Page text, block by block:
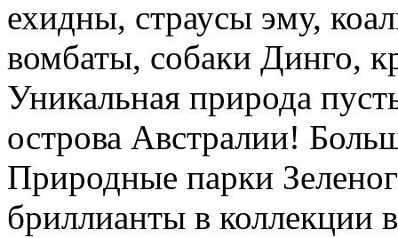
ехидны, страусы эму,
вомбаты, собаки Динго,
Уникальная природа
острова Австралии!
Природные парки
бриллианты в коллекции